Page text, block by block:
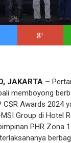
JAKARTA –
memboyong
CSR Awards 2024
Group di Hotel
PHR Zona